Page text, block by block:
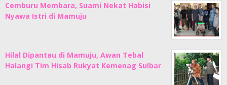
Cemburu Membara, Suami Nekat Habisi
Nyawa Istri di Mamuju
Hilal Dipantau di Mamuju, Awan Tebal
Halangi Tim Hisab Rukyat Kemenag Sulbar